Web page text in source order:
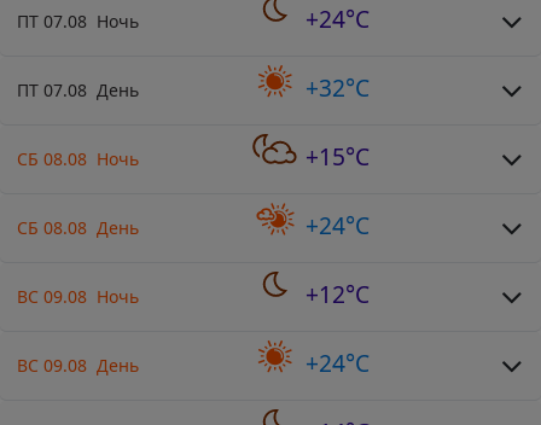
ПТ 07.08 Ночь +24°C
ПТ 07.08 День +32°C
СБ 08.08 Ночь +15°C
СБ 08.08 День +24°C
ВС 09.08 Ночь +12°C
ВС 09.08 День +24°C